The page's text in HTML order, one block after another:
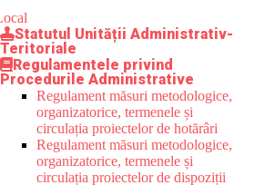
Statutul Unității Administrativ-
Teritoriale
Regulamentele privind
Procedurile Administrative
Regulament măsuri metodologice,
organizatorice, termenele și
circulația proiectelor de hotărâri
Regulament măsuri metodologice,
organizatorice, termenele și
circulația proiectelor de dispoziții